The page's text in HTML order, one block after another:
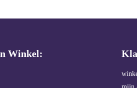
Winkel: